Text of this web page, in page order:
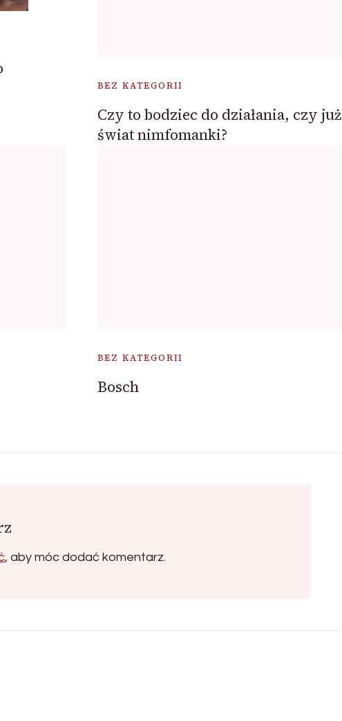
BEZ KATEGORII
Czy to bodziec do działania, czy już
świat nimfomanki?
BEZ KATEGORII
Bosch
, aby móc dodać komentarz.